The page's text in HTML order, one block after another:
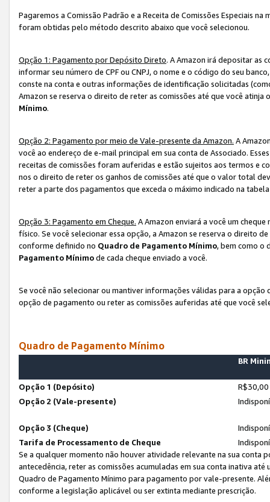
Pagaremos a Comissão Padrão e a Receita de Comissões Especiais
foram obtidas pelo método descrito abaixo que você selecionou.
Opção 1: Pagamento por Depósito Direto. A Amazon irá depositar as
informar seu número de CPF ou CNPJ, o nome e o código do seu
conste na conta e outras informações de identificação solicitadas
Amazon se reserva o direito de reter as comissões até que você
Mínimo.
Opção 2: Pagamento por meio de Vale-presente da Amazon. A
você ao endereço de e-mail principal em sua conta de Associado.
receitas de comissões foram auferidas e estão sujeitos aos termos e
nos o direito de reter os ganhos de comissões até que o valor total
reter a parte dos pagamentos que exceda o máximo indicado na
Opção 3: Pagamento em Cheque. A Amazon enviará a você um
físico. Se você selecionar essa opção, a Amazon se reserva o direito
conforme definido no Quadro de Pagamento Mínimo, bem como o
Pagamento Mínimode cada cheque enviado a você.
Se você não selecionar ou mantiver informações válidas para a
opção de pagamento ou reter as comissões auferidas até que você
Quadro de Pagamento Mínimo
BR
Opção 1 (Depósito)
R$30,00
Opção 2 (Vale-presente)
Opção 3 (Cheque)
Tarifa de Processamento de Cheque
Se a qualquer momento não houver atividade relevante na sua conta
antecedência, reter as comissões acumuladas em sua conta inativa
Quadro de Pagamento Mínimo para pagamento por vale-presente.
conforme a legislação aplicável ou ser extinta mediante prescrição.